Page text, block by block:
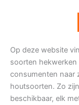
Op deze website
soorten
consumenten naar
houtsoorten. Zo
beschikbaar, elk